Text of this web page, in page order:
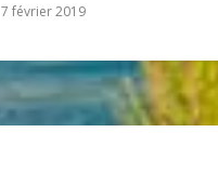
7 février 2019